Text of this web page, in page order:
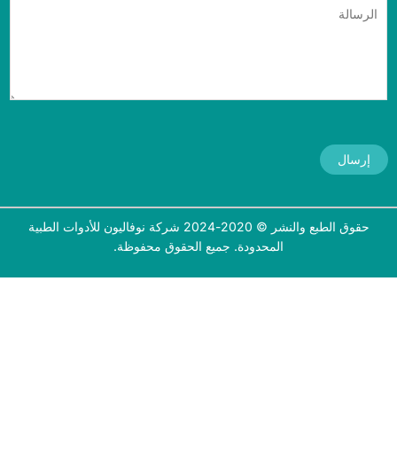
إرسال
حقوق الطبع والنشر © 2020-2024 شركة نوفاليون للأدوات الطبية
المحدودة. جميع الحقوق محفوظة.